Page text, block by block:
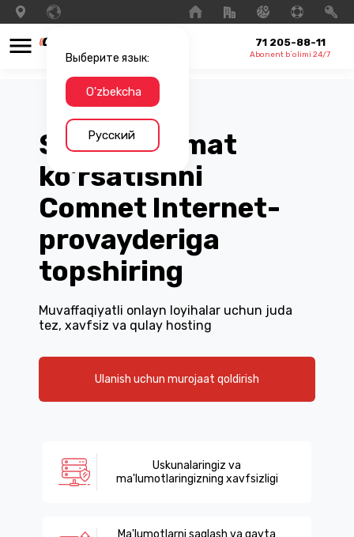
Выберите язык:
O'zbekcha
Русский
71 205-88-11
Abonent b`olimi 24/7
Saytga xizmat
ko'rsatishni
Comnet Internet-
provayderiga
topshiring
Muvaffaqiyatli onlayn loyihalar uchun juda
tez, xavfsiz va qulay hosting
Ulanish uchun murojaat qoldirish
Uskunalaringiz va
ma'lumotlaringizning xavfsizligi
Ma'lumotlarni saqlash va qayta